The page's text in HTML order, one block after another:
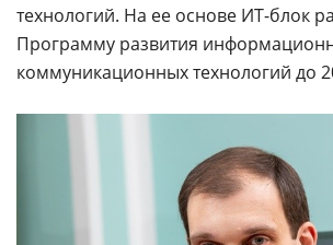
технологий. На ее основе ИТ-блок
Программу развития
коммуникационных технологий до